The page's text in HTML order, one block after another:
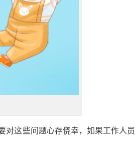
对这些问题心存侥幸，如果工作人